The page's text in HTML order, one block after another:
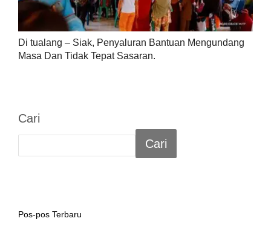
Di tualang – Siak, Penyaluran Bantuan Mengundang
Masa Dan Tidak Tepat Sasaran.
Cari
Cari
Pos-pos Terbaru